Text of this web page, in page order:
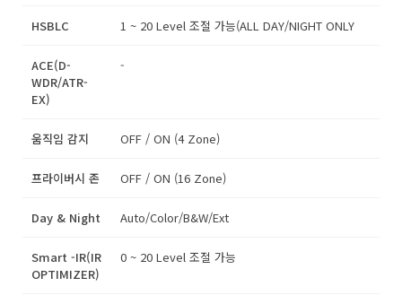
HSBLC 1 ~ 20 Level 조절 가능(ALL DAY/NIGHT ONLY
ACE(D-
WDR/ATR-
EX)
-
움직임 감지 OFF / ON (4 Zone)
프라이버시 존 OFF / ON (16 Zone)
Day & Night Auto/Color/B&W/Ext
Smart -IR(IR
OPTIMIZER)
0 ~ 20 Level 조절 가능